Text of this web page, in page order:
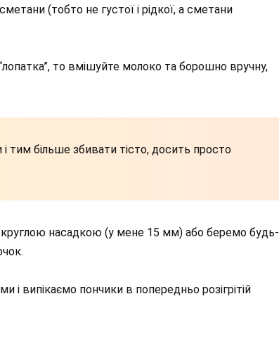
(тобто не густої і рідкої, а сметани
то вмішуйте молоко та борошно вручну,
і тим більше збивати тісто, досить просто
круглою насадкою (у мене 15 мм) або беремо будь-
випікаємо пончики в попередньо розігрітій